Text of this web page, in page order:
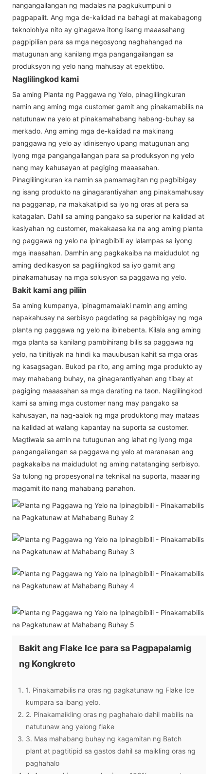
nangangailangan ng madalas na pagkukumpuni o
pagpapalit. Ang mga de-kalidad na bahagi at makabagong
teknolohiya nito ay ginagawa itong isang maaasahang
pagpipilian para sa mga negosyong naghahangad na
matugunan ang kanilang mga pangangailangan sa
produksyon ng yelo nang mahusay at epektibo.
Naglilingkod kami
Sa aming Planta ng Paggawa ng Yelo, pinaglilingkuran
namin ang aming mga customer gamit ang pinakamabilis na
natutunaw na yelo at pinakamahabang habang-buhay sa
merkado. Ang aming mga de-kalidad na makinang
panggawa ng yelo ay idinisenyo upang matugunan ang
iyong mga pangangailangan para sa produksyon ng yelo
nang may kahusayan at pagiging maaasahan.
Pinaglilingkuran ka namin sa pamamagitan ng pagbibigay
ng isang produkto na ginagarantiyahan ang pinakamahusay
na pagganap, na makakatipid sa iyo ng oras at pera sa
katagalan. Dahil sa aming pangako sa superior na kalidad at
kasiyahan ng customer, makakaasa ka na ang aming planta
ng paggawa ng yelo na ipinagbibili ay lalampas sa iyong
mga inaasahan. Damhin ang pagkakaiba na maidudulot ng
aming dedikasyon sa paglilingkod sa iyo gamit ang
pinakamahusay na mga solusyon sa paggawa ng yelo.
Bakit kami ang piliin
Sa aming kumpanya, ipinagmamalaki namin ang aming
napakahusay na serbisyo pagdating sa pagbibigay ng mga
planta ng paggawa ng yelo na ibinebenta. Kilala ang aming
mga planta sa kanilang pambihirang bilis sa paggawa ng
yelo, na tinitiyak na hindi ka mauubusan kahit sa mga oras
ng kasagsagan. Bukod pa rito, ang aming mga produkto ay
may mahabang buhay, na ginagarantiyahan ang tibay at
pagiging maaasahan sa mga darating na taon. Naglilingkod
kami sa aming mga customer nang may pangako sa
kahusayan, na nag-aalok ng mga produktong may mataas
na kalidad at walang kapantay na suporta sa customer.
Magtiwala sa amin na tutugunan ang lahat ng iyong mga
pangangailangan sa paggawa ng yelo at maranasan ang
pagkakaiba na maidudulot ng aming natatanging serbisyo.
Sa tulong ng propesyonal na teknikal na suporta, maaaring
magamit ito nang mahabang panahon.
Bakit ang Flake lce para sa Pagpapalamig
ng Kongkreto
1. Pinakamabilis na oras ng pagkatunaw ng Flake Ice
kumpara sa ibang yelo.
2. Pinakamaikling oras ng paghahalo dahil mabilis na
natutunaw ang yelong flake
3. Mas mahabang buhay ng kagamitan ng Batch
plant at pagtitipid sa gastos dahil sa maikling oras ng
paghahalo